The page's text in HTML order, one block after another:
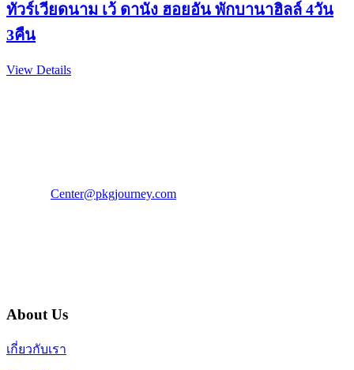
ทัวร์เวียดนาม เว้ ดานัง ฮอยอัน พักบานาฮิลล์ 4วัน
3คืน
View Details
Center@pkgjourney.com
About Us
เกี่ยวกับเรา